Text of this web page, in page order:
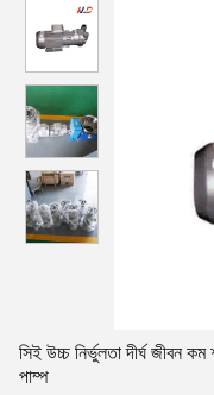
সিই উচ্চ নির্ভুলতা দীর্ঘ জীবন
পাম্প